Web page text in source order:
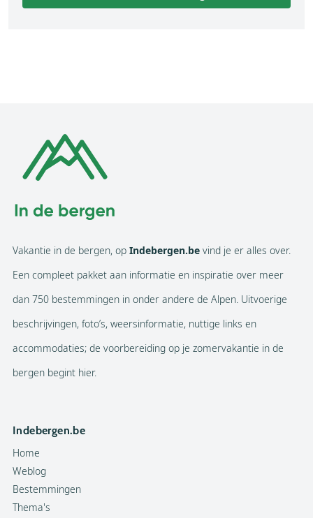
Vakantie in de bergen, op Indebergen.be vind je er alles over.
Een compleet pakket aan informatie en inspiratie over meer
dan 750 bestemmingen in onder andere de Alpen. Uitvoerige
beschrijvingen, foto’s, weersinformatie, nuttige links en
accommodaties; de voorbereiding op je zomervakantie in de
bergen begint hier.
Indebergen.be
Home
Weblog
Bestemmingen
Thema's